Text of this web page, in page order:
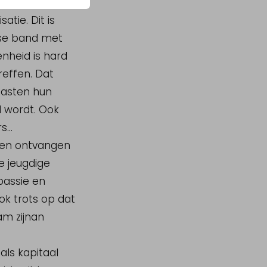
Dit is
band met
is hard
Dat
hun
Ook
ontvangen
jeugdige
en
trots op dat
zijnan
kapitaal